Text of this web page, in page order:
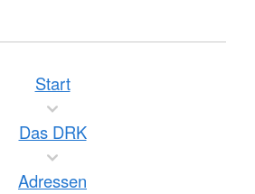
Start
Das DRK
Adressen